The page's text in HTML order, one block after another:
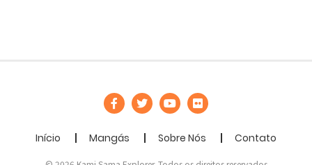
Início Mangás Sobre Nós Contato